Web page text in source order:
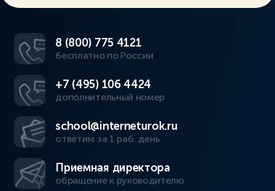
8 (800) 775 4121
бесплатно по России
+7 (495) 106 4424
дополнительный номер
school@interneturok.ru
ответим за 1 раб. день
Приемная директора
обращение к руководителю